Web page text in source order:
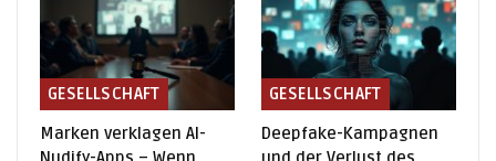
GESELLSCHAFT
Marken verklagen AI-
GESELLSCHAFT
Deepfake-Kampagnen